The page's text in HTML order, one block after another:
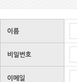
이름
비밀번호
이메일